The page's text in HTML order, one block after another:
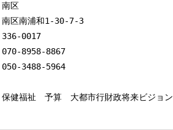
南区
南区南浦和1-30-7-3
336-0017
070-8958-8867
050-3488-5964
保健福祉 予算 大都市行財政将来ビジョン